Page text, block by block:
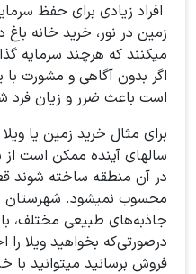
افراد زیادی برای حفظ
زمین در نور، خرید خانه باغ
میکنند که هرچند سرمایه
اگر بدون آگاهی و مشورت
است باعث ضرر و زیان فرد
برای مثال خرید زمین یا
سالهای آینده ممکن است
در آن منطقه ساخته شوند
محسوب نمیشود. شهرستان
جاذبه‌های طبیعی مختلف،
درصورتی‌که بخواهید ویلا را
فروش برسانید میتوانید با